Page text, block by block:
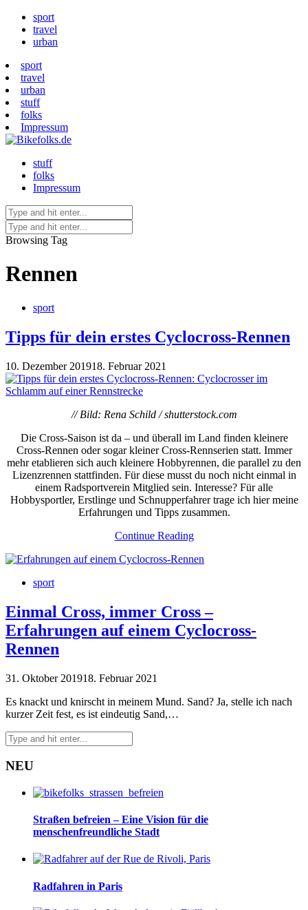
sport
travel
urban
sport
travel
urban
stuff
folks
Impressum
stuff
folks
Impressum
Browsing Tag
Rennen
sport
Tipps für dein erstes Cyclocross-Rennen
10. Dezember 201918. Februar 2021
// Bild: Rena Schild/ shutterstock.com
Die Cross-Saison ist da – und überall im Land finden kleinere
Cross-Rennen oder sogar kleiner Cross-Rennserien statt. Immer
mehr etablieren sich auch kleinere Hobbyrennen, die parallel zu den
Lizenzrennen stattfinden. Für diese musst du noch nicht einmal in
einem Radsportverein Mitglied sein. Interesse? Für alle
Hobbysportler, Erstlinge und Schnupperfahrer trage ich hier meine
Erfahrungen und Tipps zusammen.
Continue Reading
sport
Einmal Cross, immer Cross –
Erfahrungen auf einem Cyclocross-
Rennen
31. Oktober 201918. Februar 2021
Es knackt und knirscht in meinem Mund. Sand? Ja, stelle ich nach
kurzer Zeit fest, es ist eindeutig Sand,…
NEU
Straßen befreien – Eine Vision für die
menschenfreundliche Stadt
Radfahren in Paris